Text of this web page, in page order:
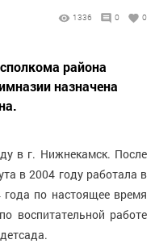
1336 0 0
района
назначена
в г. Нижнекамск. После
в 2004 году работала в
по настоящее время
воспитательной работе